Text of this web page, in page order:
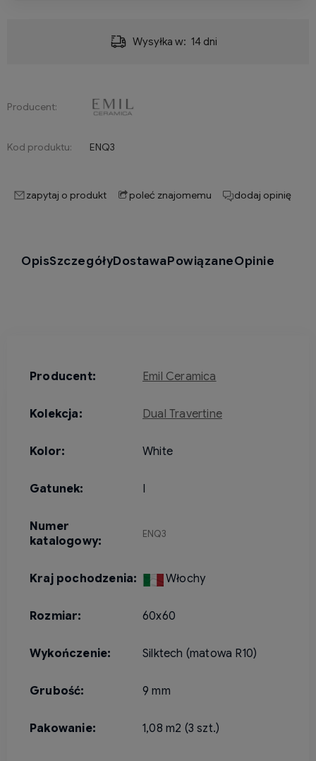
Wysyłka w: 14 dni
Producent:
Kod produktu: ENQ3
zapytaj o produkt poleć znajomemu dodaj opinię
OpisSzczegółyDostawaPowiązaneOpinie
Producent: Emil Ceramica
Kolekcja: Dual Travertine
Kolor: White
Gatunek: I
Numer
katalogowy:
ENQ3
Kraj pochodzenia: Włochy
Rozmiar: 60x60
Wykończenie: Silktech (matowa R10)
Grubość: 9 mm
Pakowanie: 1,08 m2 (3 szt.)